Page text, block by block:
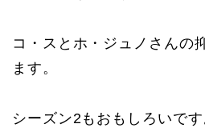
コ・スとホ・ジュノさんの
ます。
シーズン2もおもしろいです